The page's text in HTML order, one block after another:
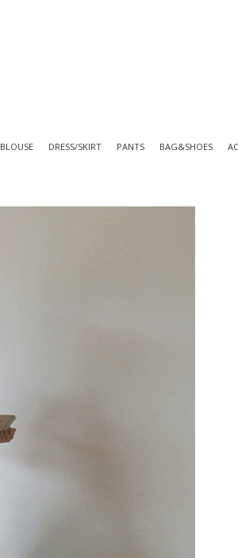
BLOUSE DRESS/SKIRT PANTS BAG&SHOES